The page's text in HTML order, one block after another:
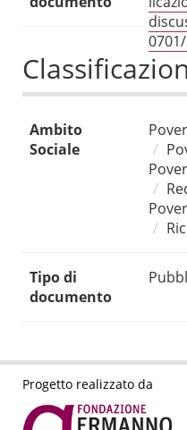
Ambito
Sociale
Tipo di
documento
Progetto realizzato da